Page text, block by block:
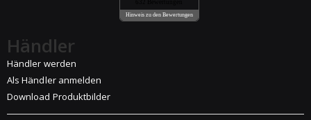
Hinweis zu den Bewertungen
Händler
Händler werden
Als Händler anmelden
Download Produktbilder